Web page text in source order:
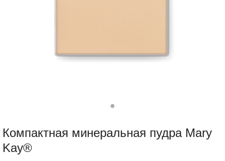
Компактная минеральная пудра Mary
Kay®